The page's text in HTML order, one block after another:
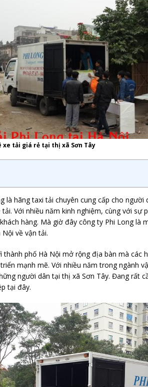
xe tải giá rẻ tại thị xã Sơn Tây
là hãng taxi tải chuyên cung cấp cho người
tải. Với nhiều năm kinh nghiệm, cùng với sự
hàng. Mà giờ đây công ty Phi Long là
về vận tải.
thành phố Hà Nội mở rộng địa bàn mà các
mạnh mẽ. Với nhiều năm trong ngành
người dân tại thị xã Sơn Tây. Đang rất
tại đây.